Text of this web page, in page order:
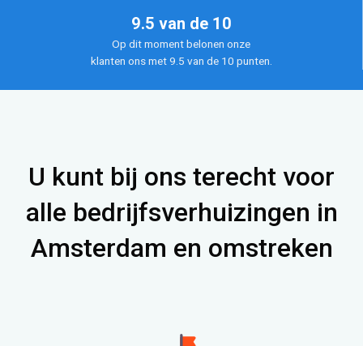
9.5 van de 10
Op dit moment belonen onze
klanten ons met 9.5 van de 10 punten.
U kunt bij ons terecht voor
alle bedrijfsverhuizingen in
Amsterdam en omstreken